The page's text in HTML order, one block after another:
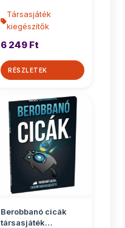
Társasjáték
kiegészítők
6 249 Ft
RÉSZLETEK
Berobbanó cicák
társasjáték